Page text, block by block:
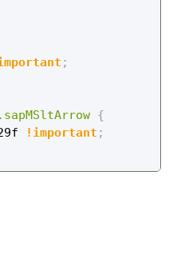
;
{
!important ;